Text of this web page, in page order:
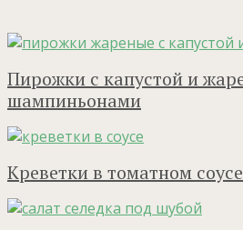
Пирожки с капустой и
шампиньонами
Креветки в томатном